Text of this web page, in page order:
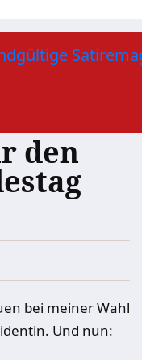
den
bei meiner Wahl
Und nun: